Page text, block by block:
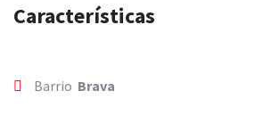
Características
Barrio Brava